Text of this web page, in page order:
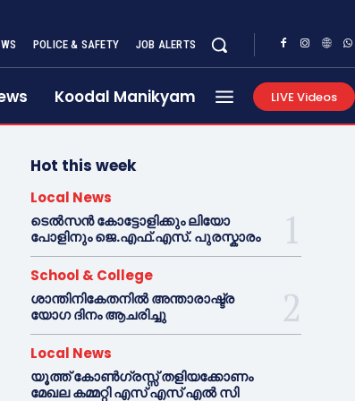
POLICE & SAFETY JOB ALERTS
Koodal Manikyam LIVE Videos
Hot this week
Local News
ടെൽസൻ കോട്ടോളിക്കും ലിയോ
പോളിനും ജെ.എഫ്.എസ്. പുരസ്കാരം
School & College
ശാന്തിനികേതനിൽ അന്താരാഷ്ട്ര
യോഗ ദിനം ആചരിച്ചു
Local News
യൂത്ത് കോൺഗ്രസ്സ് തളിയക്കോണം
മേഖല കമ്മറ്റി എസ് എസ് എൽ സി